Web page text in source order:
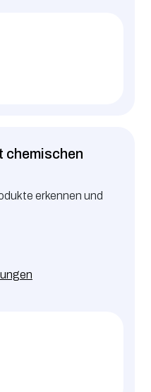
chemischen
erkennen und